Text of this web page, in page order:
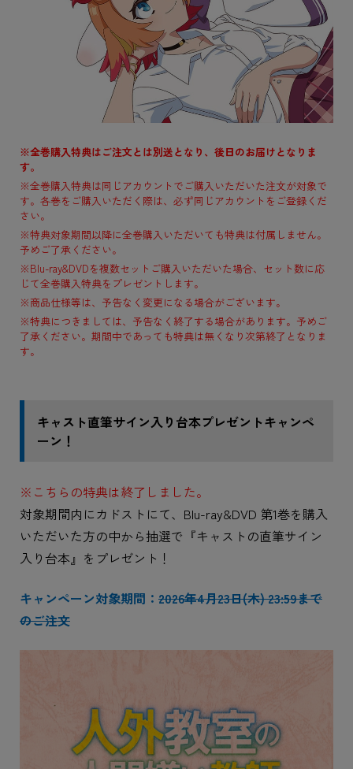
※全巻購入特典はご注文とは別送となり、後日のお届けとなりま
す。
※全巻購入特典は同じアカウントでご購入いただいた注文が対象で
す。各巻をご購入いただく際は、必ず同じアカウントをご登録くだ
さい。
※特典対象期間以降に全巻購入いただいても特典は付属しません。
予めご了承ください。
※Blu-ray&DVDを複数セットご購入いただいた場合、セット数に応
じて全巻購入特典をプレゼントします。
※商品仕様等は、予告なく変更になる場合がございます。
※特典につきましては、予告なく終了する場合があります。予めご
了承ください。期間中であっても特典は無くなり次第終了となりま
す。
キャスト直筆サイン入り台本プレゼントキャンペ
ーン！
※こちらの特典は終了しました。
対象期間内にカドストにて、Blu-ray&DVD 第1巻を購入
いただいた方の中から抽選で『キャストの直筆サイン
入り台本』をプレゼント！
キャンペーン対象期間： 2026年4月23日(木) 23:59まで
のご注文